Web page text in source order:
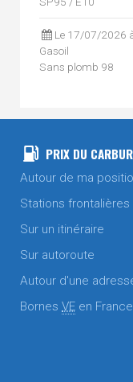
Le 17/07/2026
Gasoil
Sans plomb 98
Sans plomb 98
Le 12/07/2026
Sans plomb 98
Le 11/07/2026
PRIX DU
Autour de ma
Stations frontalières
Sur un itinéraire
Sur autoroute
Autour d'une
Bornes VE en France